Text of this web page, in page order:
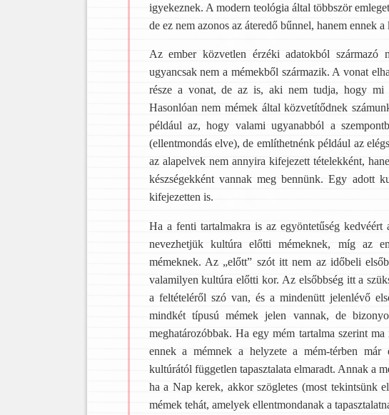
igyekeznek. A modern teológia által többször
de ez nem azonos az áteredő bűnnel, hanem ennek
Az ember közvetlen érzéki adatokból származó
ugyancsak nem a mémekből származik. A vonat
része a vonat, de az is, aki nem tudja, hogy mi
Hasonlóan nem mémek által közvetítődnek
például az, hogy valami ugyanabból a
(ellentmondás elve), de említhetnénk például az
az alapelvek nem annyira kifejezett tételekként,
készségekként vannak meg bennünk. Egy adott
kifejezetten is.
Ha a fenti tartalmakra is az egyöntetűség
nevezhetjük kultúra előtti mémeknek, míg az
mémeknek. Az „előtt” szót itt nem az időbeli
valamilyen kultúra előtti kor. Az elsőbbség itt a
a feltételéről szó van, és a mindenütt jelenlévő
mindkét típusú mémek jelen vannak, de
meghatározóbbak. Ha egy mém tartalma szerint
ennek a mémnek a helyzete a mém-térben
kultúrától független tapasztalata elmaradt. Annak a
ha a Nap kerek, akkor szögletes (most tekintsünk
mémek tehát, amelyek ellentmondanak a